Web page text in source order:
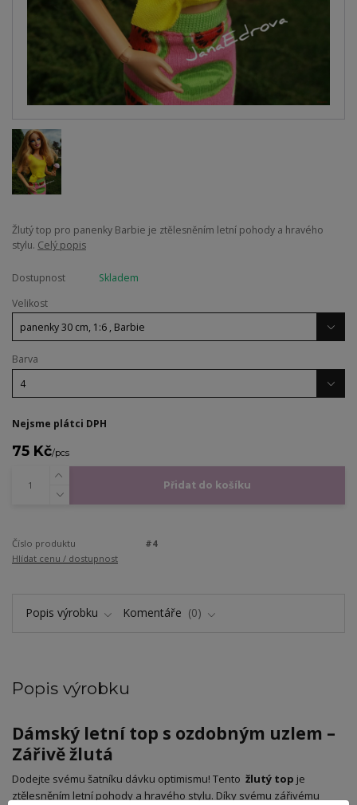
Žlutý top pro panenky Barbie je ztělesněním letní pohody a hravého
stylu. Celý popis
Dostupnost
Skladem
Velikost
Barva
Nejsme plátci DPH
75 Kč/pcs
Přidat do košíku
Číslo produktu
#4
Hlídat cenu / dostupnost
Popis výrobku Komentáře 0
Popis výrobku
Dámský letní top s ozdobným uzlem –
Zářivě žlutá
​Dodejte svému šatníku dávku optimismu! Tento žlutý top je
ztělesněním letní pohody a hravého stylu. Díky svému zářivému